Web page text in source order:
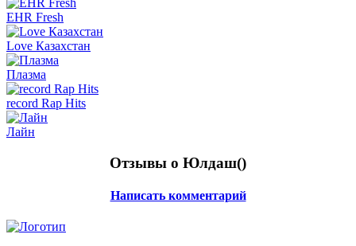
EHR Fresh
Love Казахстан
Плазма
record Rap Hits
Лайн
Отзывы о Юлдаш()
Написать комментарий